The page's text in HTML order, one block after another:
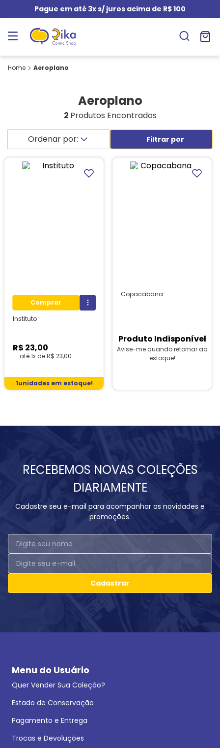
Pague em até 3x s/ juros acima de R$ 100
Aeroplano
Aeroplano
2 Produtos Encontrados
1unidades em estoque!
Comprar
Instituto
R$ 23,00
até1x deR$ 23,00
Copacabana
Produto Indisponível
Avise-me quando retornar ao
estoque!
RECEBEMOS NOVAS COLEÇÕES
DIARIAMENTE
Cadastre seu e-mail para acompanhar as novidades e
promoções.
Cadastrar
Menu do Usuário
Quer Vender Sua Coleção?
Estado de Conservação
Pagamento e Entrega
Trocas e Devoluções